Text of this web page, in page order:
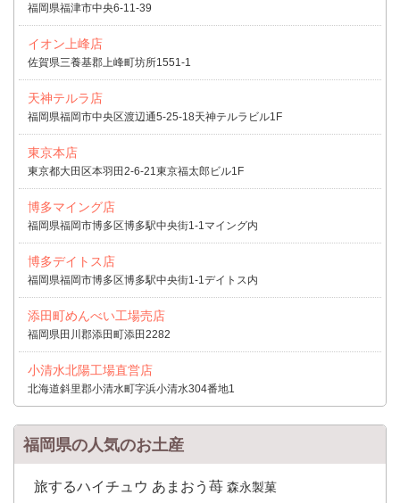
福岡県福津市中央6-11-39
イオン上峰店
佐賀県三養基郡上峰町坊所1551-1
天神テルラ店
福岡県福岡市中央区渡辺通5-25-18天神テルラビル1F
東京本店
東京都大田区本羽田2-6-21東京福太郎ビル1F
博多マイング店
福岡県福岡市博多区博多駅中央街1-1マイング内
博多デイトス店
福岡県福岡市博多区博多駅中央街1-1デイトス内
添田町めんべい工場売店
福岡県田川郡添田町添田2282
小清水北陽工場直営店
北海道斜里郡小清水町字浜小清水304番地1
福岡県の人気のお土産
旅するハイチュウ あまおう苺 森永製菓